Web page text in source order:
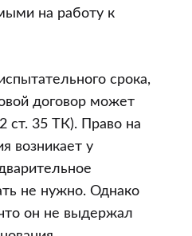
на работу к
срока,
договор может
ст. 35 ТК). Право на
возникает у
не нужно. Однако
он не выдержал